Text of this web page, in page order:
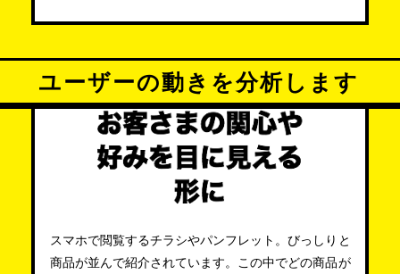
ユーザーの動きを分析します
スマホで閲覧するチラシやパンフレット。びっしりと
商品が並んで紹介されています。この中でどの商品が